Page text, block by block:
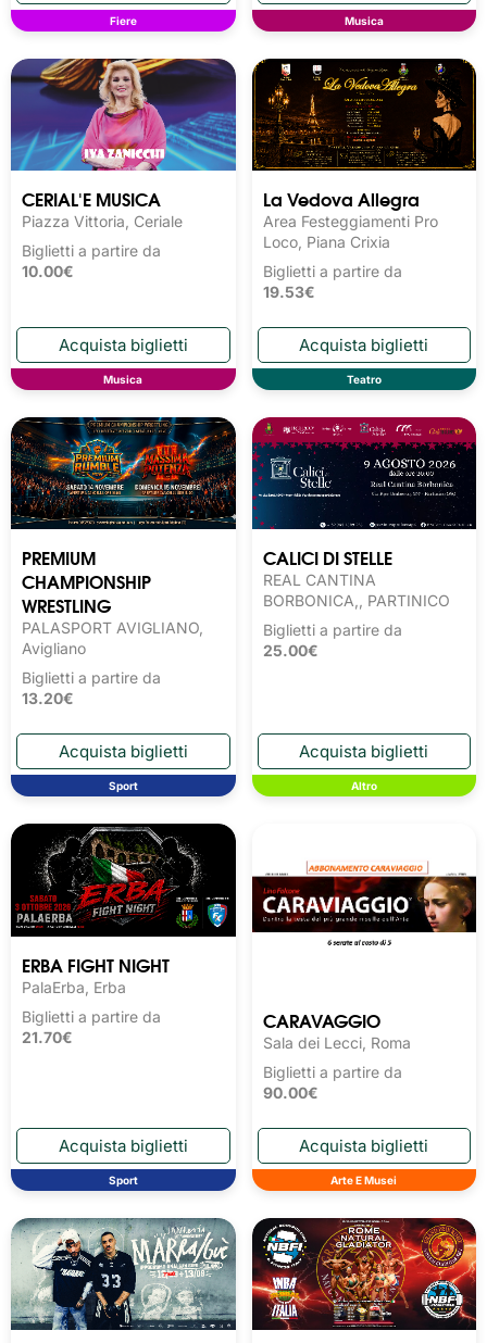
Fiere Musica
CERIAL'E MUSICA
Piazza Vittoria, Ceriale
Biglietti a partire da
10.00€
Musica
La Vedova Allegra
Area Festeggiamenti Pro
Loco, Piana Crixia
Biglietti a partire da
19.53€
Teatro
PREMIUM
CHAMPIONSHIP
WRESTLING
PALASPORT AVIGLIANO,
Avigliano
Biglietti a partire da
13.20€
Sport
CALICI DI STELLE
REAL CANTINA
BORBONICA,, PARTINICO
Biglietti a partire da
25.00€
Altro
ERBA FIGHT NIGHT
PalaErba, Erba
Biglietti a partire da
21.70€
Sport
CARAVAGGIO
Sala dei Lecci, Roma
Biglietti a partire da
90.00€
Arte E Musei